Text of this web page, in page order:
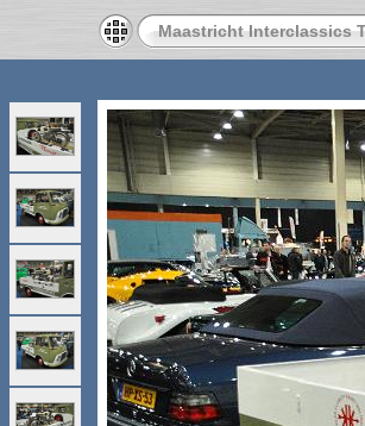
Maastricht Interclassics